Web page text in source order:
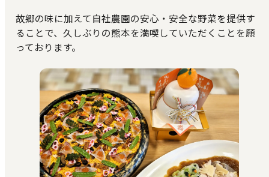
故郷の味に加えて自社農園の安心・安全な野菜を提供す
ることで、久しぶりの熊本を満喫していただくことを願
っております。